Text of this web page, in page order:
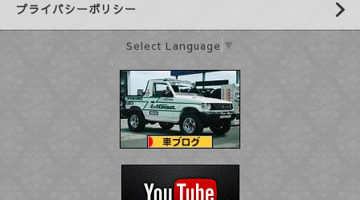
プライバシーポリシー
Select Language ▼